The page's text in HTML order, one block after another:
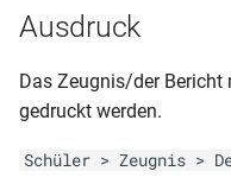
RLP-GS (Jahreszeugnis 1.
dynamisch)
4. Klasse - 2 seitig
französisch)
Schülerliste (mit
Sorgeberechtigten)
Schülerliste
Schülerfächern (DIN A4
aktive Schueler und
Fächerkürzel)
Zeugnisliste nach
Schülerfächern (DIN A4
Ausdruck
Das Zeugnis/der Bericht
gedruckt werden.
Schüler > Zeugnis >